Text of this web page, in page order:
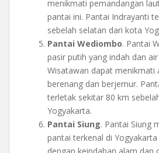
menikmati pemandangan
pantai ini. Pantai Indrayanti
sebelah selatan dari kota
Pantai Wediombo. Pantai
pasir putih yang indah dan
Wisatawan dapat menikmati
berenang dan berjemur.
terletak sekitar 80 km
Yogyakarta.
Pantai Siung. Pantai Siung
pantai terkenal di
dengan keindahan alam dan